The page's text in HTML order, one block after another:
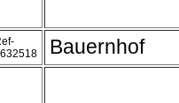
Bauernhof